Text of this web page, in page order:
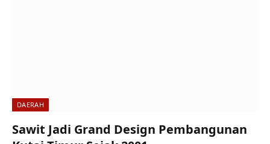
DAERAH
Sawit Jadi Grand Design Pembangunan